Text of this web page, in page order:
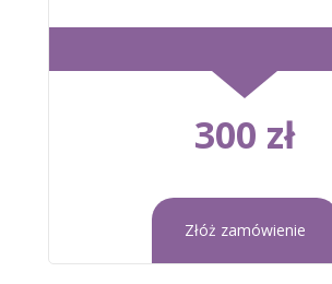
300 zł
Złóż zamówienie